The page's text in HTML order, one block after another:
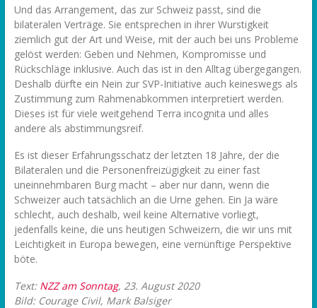
Und das Arrangement, das zur Schweiz passt, sind die
bilateralen Verträge. Sie entsprechen in ihrer Wurstigkeit
ziemlich gut der Art und Weise, mit der auch bei uns Probleme
gelöst werden: Geben und Nehmen, Kompromisse und
Rückschläge inklusive. Auch das ist in den Alltag übergegangen.
Deshalb dürfte ein Nein zur SVP-Initiative auch keineswegs als
Zustimmung zum Rahmenabkommen interpretiert werden.
Dieses ist für viele weitgehend Terra incognita und alles
andere als abstimmungsreif.
Es ist dieser Erfahrungsschatz der letzten 18 Jahre, der die
Bilateralen und die Personenfreizügigkeit zu einer fast
uneinnehmbaren Burg macht – aber nur dann, wenn die
Schweizer auch tatsächlich an die Urne gehen. Ein Ja wäre
schlecht, auch deshalb, weil keine Alternative vorliegt,
jedenfalls keine, die uns heutigen Schweizern, die wir uns mit
Leichtigkeit in Europa bewegen, eine vernünftige Perspektive
böte.
Text: NZZ am Sonntag, 23. August 2020
Bild: Courage Civil, Mark Balsiger